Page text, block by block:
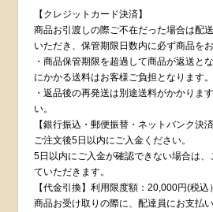
【クレジットカード決済】
商品お引渡しの際ご不在だった場合は配
いただき、保管期限日数内に必ず商品を
・商品保管期限を超過して商品が返送と
にかかる送料はお客様ご負担となります。
・返品後の再発送は別途送料がかかりま
い。
【銀行振込・郵便振替・ネットバンク決済
ご注文後5日以内にご入金ください。
5日以内にご入金が確認できない場合は
ていただきます。
【代金引換】利用限度額：20,000円(税込）
商品お受け取りの際に、配達員にお支払い